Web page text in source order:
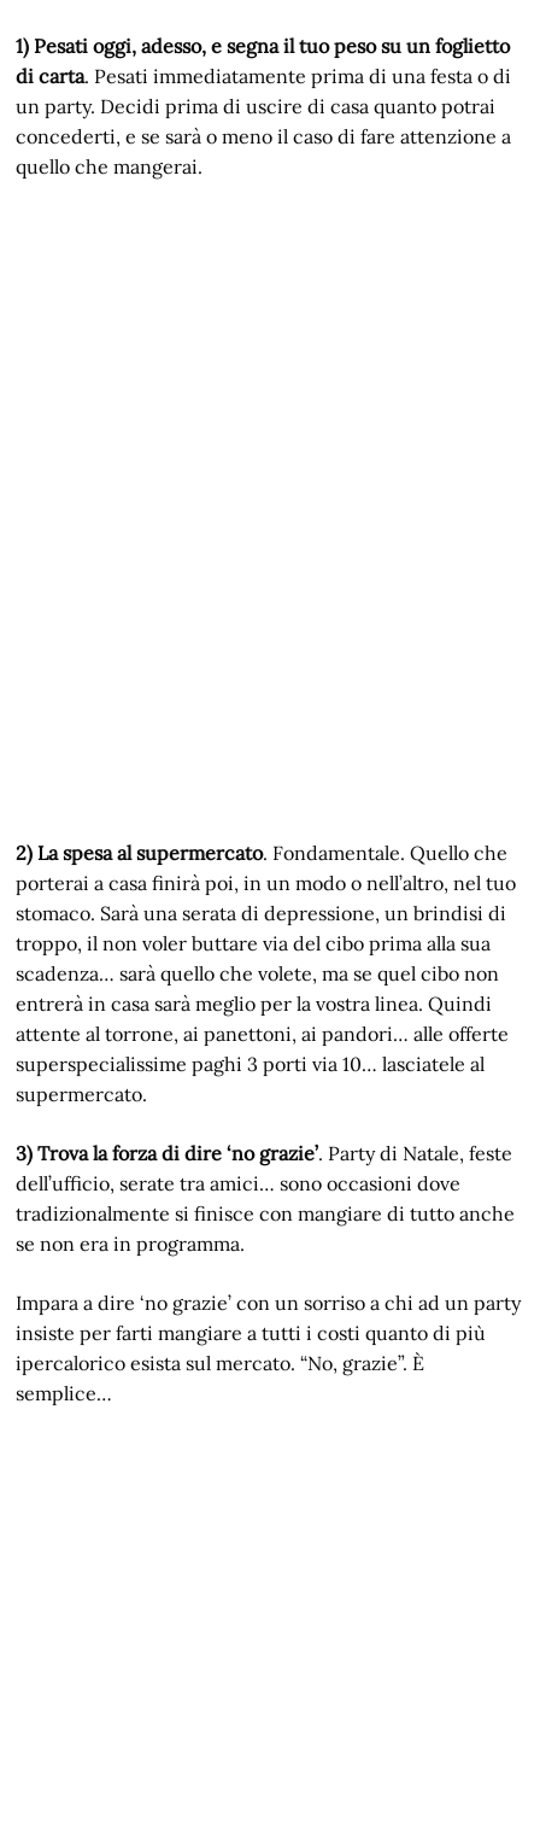
1) Pesati oggi, adesso, e segna il tuo peso su un foglietto
di carta. Pesati immediatamente prima di una festa o di
un party. Decidi prima di uscire di casa quanto potrai
concederti, e se sarà o meno il caso di fare attenzione a
quello che mangerai.
2) La spesa al supermercato. Fondamentale. Quello che
porterai a casa finirà poi, in un modo o nell’altro, nel tuo
stomaco. Sarà una serata di depressione, un brindisi di
troppo, il non voler buttare via del cibo prima alla sua
scadenza… sarà quello che volete, ma se quel cibo non
entrerà in casa sarà meglio per la vostra linea. Quindi
attente al torrone, ai panettoni, ai pandori… alle offerte
superspecialissime paghi 3 porti via 10… lasciatele al
supermercato.
3) Trova la forza di dire ‘no grazie’. Party di Natale, feste
dell’ufficio, serate tra amici… sono occasioni dove
tradizionalmente si finisce con mangiare di tutto anche
se non era in programma.
Impara a dire ‘no grazie’ con un sorriso a chi ad un party
insiste per farti mangiare a tutti i costi quanto di più
ipercalorico esista sul mercato. “No, grazie”. È
semplice…